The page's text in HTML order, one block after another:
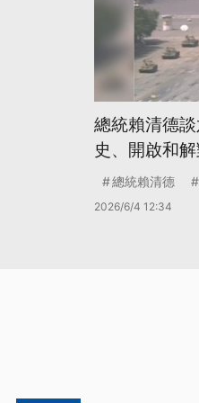
總統賴清德
史、開啟和
總統賴清德
2026/6/4 12:34